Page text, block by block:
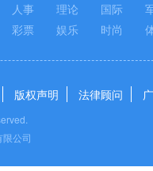
人事 理论 国际
彩票 娱乐 时尚
版权声明 法律顾问
公司